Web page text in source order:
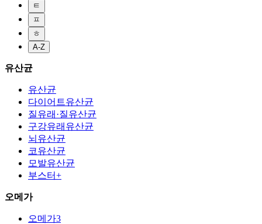
ㅌ
ㅍ
ㅎ
A-Z
유산균
유산균
다이어트유산균
질유래·질유산균
구강유래유산균
뇌유산균
코유산균
모발유산균
부스터+
오메가
오메가3